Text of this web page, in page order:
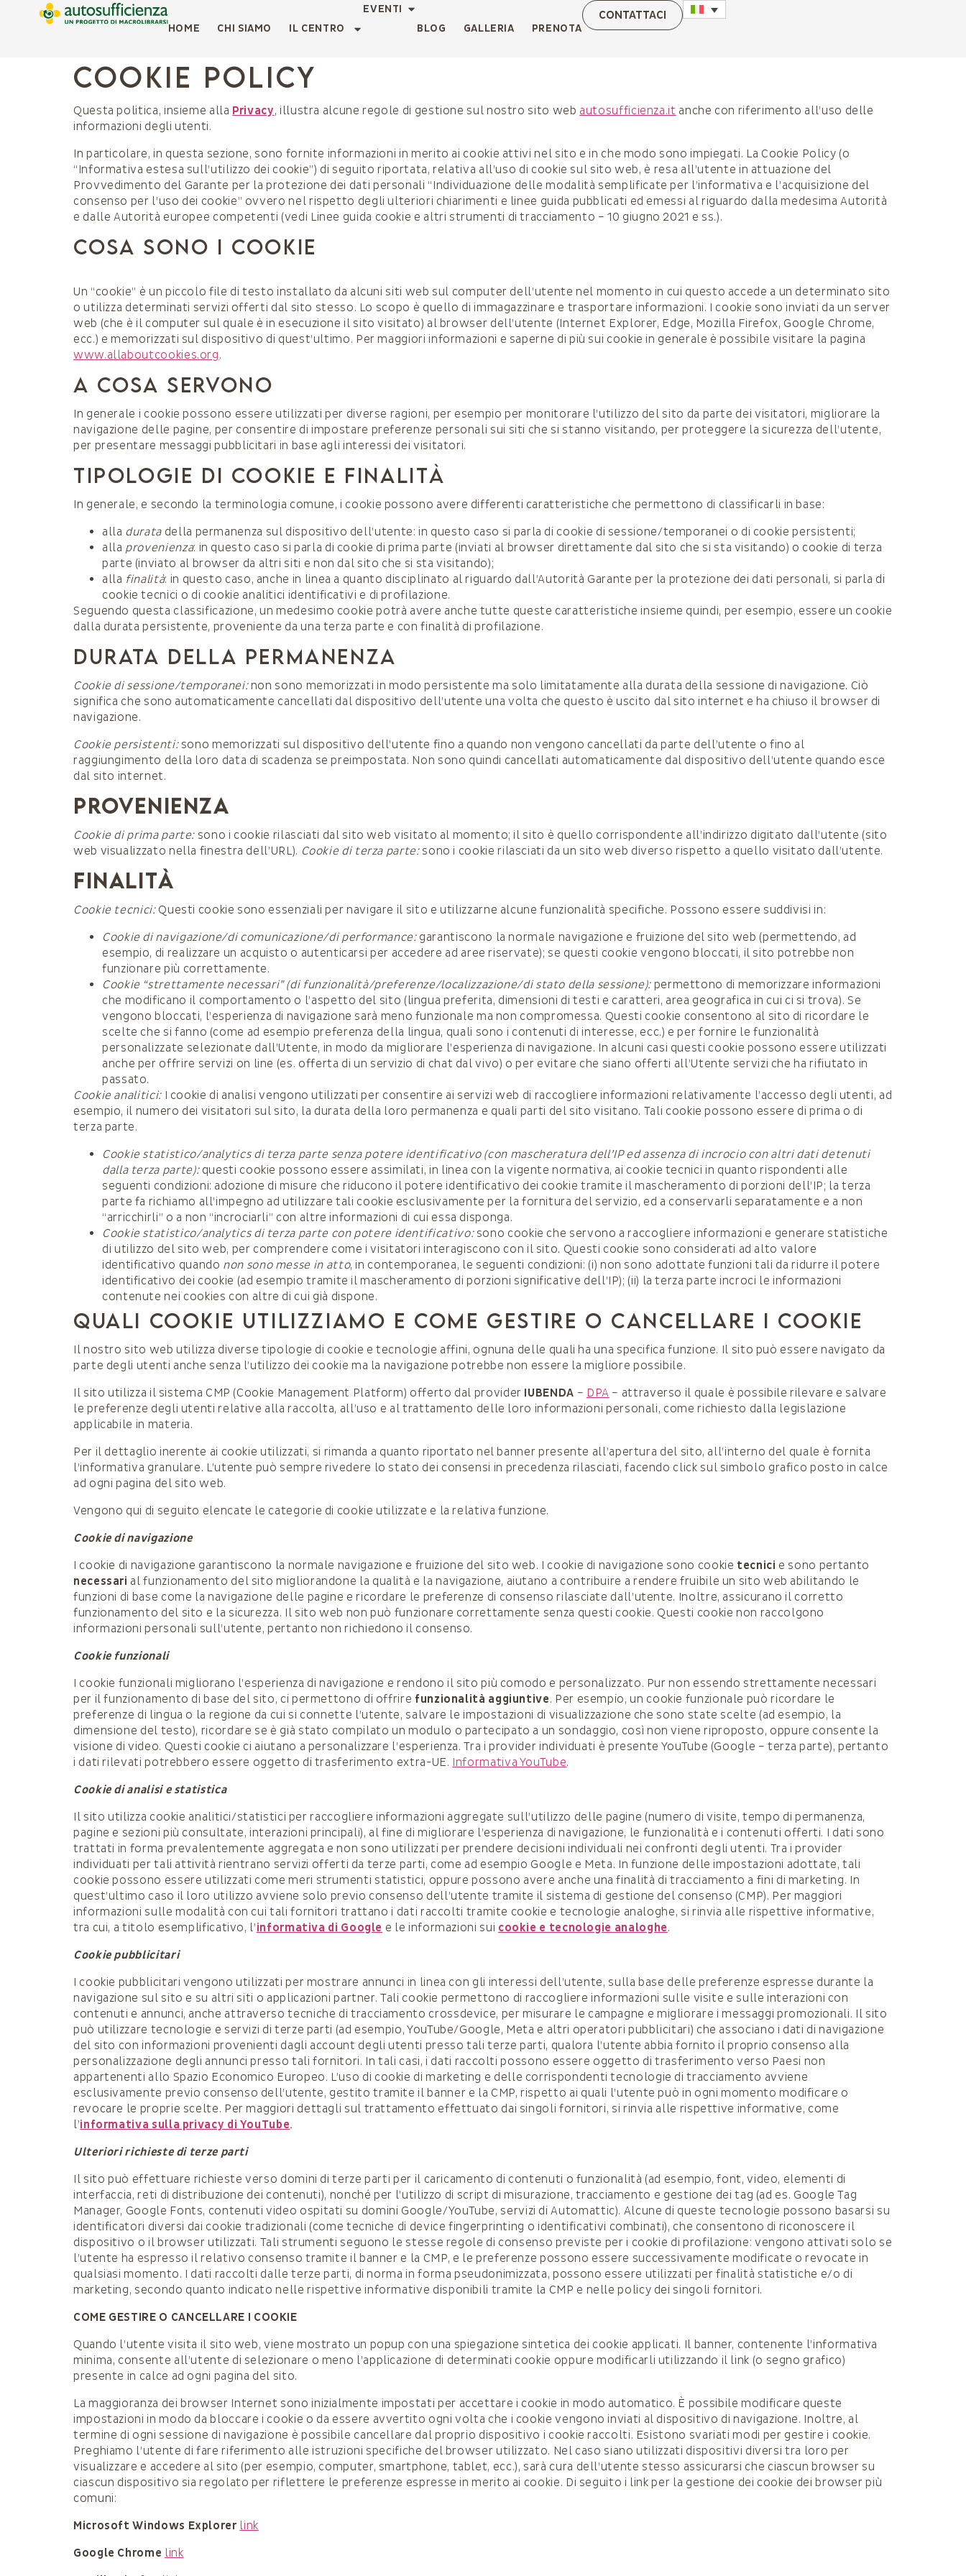
HOME CHI SIAMO IL CENTRO
EVENTI
BLOG
GALLERIA PRENOTA
CONTATTACI
Cookie policy
Questa politica, insieme alla Privacy, illustra alcune regole di gestione sul nostro sito web autosufficienza.it anche con riferimento all’uso delle
informazioni degli utenti.
In particolare, in questa sezione, sono fornite informazioni in merito ai cookie attivi nel sito e in che modo sono impiegati. La Cookie Policy (o
“Informativa estesa sull’utilizzo dei cookie”) di seguito riportata, relativa all’uso di cookie sul sito web, è resa all’utente in attuazione del
Provvedimento del Garante per la protezione dei dati personali “Individuazione delle modalità semplificate per l’informativa e l’acquisizione del
consenso per l’uso dei cookie” ovvero nel rispetto degli ulteriori chiarimenti e linee guida pubblicati ed emessi al riguardo dalla medesima Autorità
e dalle Autorità europee competenti (vedi Linee guida cookie e altri strumenti di tracciamento – 10 giugno 2021 e ss.).
COSA SONO I COOKIE
Un “cookie” è un piccolo file di testo installato da alcuni siti web sul computer dell’utente nel momento in cui questo accede a un determinato sito
o utilizza determinati servizi offerti dal sito stesso. Lo scopo è quello di immagazzinare e trasportare informazioni. I cookie sono inviati da un server
web (che è il computer sul quale è in esecuzione il sito visitato) al browser dell’utente (Internet Explorer, Edge, Mozilla Firefox, Google Chrome,
ecc.) e memorizzati sul dispositivo di quest’ultimo. Per maggiori informazioni e saperne di più sui cookie in generale è possibile visitare la pagina
www.allaboutcookies.org.
A COSA SERVONO
In generale i cookie possono essere utilizzati per diverse ragioni, per esempio per monitorare l’utilizzo del sito da parte dei visitatori, migliorare la
navigazione delle pagine, per consentire di impostare preferenze personali sui siti che si stanno visitando, per proteggere la sicurezza dell’utente,
per presentare messaggi pubblicitari in base agli interessi dei visitatori.
TIPOLOGIE DI COOKIE E FINALITÀ
In generale, e secondo la terminologia comune, i cookie possono avere differenti caratteristiche che permettono di classificarli in base:
alla durata della permanenza sul dispositivo dell’utente: in questo caso si parla di cookie di sessione/temporanei o di cookie persistenti;
alla provenienza: in questo caso si parla di cookie di prima parte (inviati al browser direttamente dal sito che si sta visitando) o cookie di terza
parte (inviato al browser da altri siti e non dal sito che si sta visitando);
alla finalità: in questo caso, anche in linea a quanto disciplinato al riguardo dall’Autorità Garante per la protezione dei dati personali, si parla di
cookie tecnici o di cookie analitici identificativi e di profilazione.
Seguendo questa classificazione, un medesimo cookie potrà avere anche tutte queste caratteristiche insieme quindi, per esempio, essere un cookie
dalla durata persistente, proveniente da una terza parte e con finalità di profilazione.
DURATA DELLA PERMANENZA
Cookie di sessione/temporanei:non sono memorizzati in modo persistente ma solo limitatamente alla durata della sessione di navigazione. Ciò
significa che sono automaticamente cancellati dal dispositivo dell’utente una volta che questo è uscito dal sito internet e ha chiuso il browser di
navigazione.
Cookie persistenti:sono memorizzati sul dispositivo dell’utente fino a quando non vengono cancellati da parte dell’utente o fino al
raggiungimento della loro data di scadenza se preimpostata. Non sono quindi cancellati automaticamente dal dispositivo dell’utente quando esce
dal sito internet.
PROVENIENZA
Cookie di prima parte: sono i cookie rilasciati dal sito web visitato al momento; il sito è quello corrispondente all’indirizzo digitato dall’utente (sito
web visualizzato nella finestra dell’URL). Cookie di terza parte: sono i cookie rilasciati da un sito web diverso rispetto a quello visitato dall’utente.
FINALITÀ
Cookie tecnici: Questi cookie sono essenziali per navigare il sito e utilizzarne alcune funzionalità specifiche. Possono essere suddivisi in:
Cookie di navigazione/di comunicazione/di performance: garantiscono la normale navigazione e fruizione del sito web (permettendo, ad
esempio, di realizzare un acquisto o autenticarsi per accedere ad aree riservate); se questi cookie vengono bloccati, il sito potrebbe non
funzionare più correttamente.
Cookie “strettamente necessari” (di funzionalità/preferenze/localizzazione/di stato della sessione): permettono di memorizzare informazioni
che modificano il comportamento o l’aspetto del sito (lingua preferita, dimensioni di testi e caratteri, area geografica in cui ci si trova). Se
vengono bloccati, l’esperienza di navigazione sarà meno funzionale ma non compromessa. Questi cookie consentono al sito di ricordare le
scelte che si fanno (come ad esempio preferenza della lingua, quali sono i contenuti di interesse, ecc.) e per fornire le funzionalità
personalizzate selezionate dall’Utente, in modo da migliorare l’esperienza di navigazione. In alcuni casi questi cookie possono essere utilizzati
anche per offrire servizi on line (es. offerta di un servizio di chat dal vivo) o per evitare che siano offerti all’Utente servizi che ha rifiutato in
passato.
Cookie analitici: I cookie di analisi vengono utilizzati per consentire ai servizi web di raccogliere informazioni relativamente l’accesso degli utenti, ad
esempio, il numero dei visitatori sul sito, la durata della loro permanenza e quali parti del sito visitano. Tali cookie possono essere di prima o di
terza parte.
Cookie statistico/analytics di terza parte senza potere identificativo (con mascheratura dell’IP ed assenza di incrocio con altri dati detenuti
dalla terza parte): questi cookie possono essere assimilati, in linea con la vigente normativa, ai cookie tecnici in quanto rispondenti alle
seguenti condizioni: adozione di misure che riducono il potere identificativo dei cookie tramite il mascheramento di porzioni dell’IP; la terza
parte fa richiamo all’impegno ad utilizzare tali cookie esclusivamente per la fornitura del servizio, ed a conservarli separatamente e a non
“arricchirli” o a non “incrociarli” con altre informazioni di cui essa disponga.
Cookie statistico/analytics di terza parte con potere identificativo: sono cookie che servono a raccogliere informazioni e generare statistiche
di utilizzo del sito web, per comprendere come i visitatori interagiscono con il sito. Questi cookie sono considerati ad alto valore
identificativo quando non sono messe in atto, in contemporanea, le seguenti condizioni: (i) non sono adottate funzioni tali da ridurre il potere
identificativo dei cookie (ad esempio tramite il mascheramento di porzioni significative dell’IP); (ii) la terza parte incroci le informazioni
contenute nei cookies con altre di cui già dispone.
QUALI COOKIE UTILIZZIAMO E COME GESTIRE O CANCELLARE I COOKIE
Il nostro sito web utilizza diverse tipologie di cookie e tecnologie affini, ognuna delle quali ha una specifica funzione. Il sito può essere navigato da
parte degli utenti anche senza l’utilizzo dei cookie ma la navigazione potrebbe non essere la migliore possibile.
Il sito utilizza il sistema CMP (Cookie Management Platform) offerto dal provider IUBENDA – DPA – attraverso il quale è possibile rilevare e salvare
le preferenze degli utenti relative alla raccolta, all’uso e al trattamento delle loro informazioni personali, come richiesto dalla legislazione
applicabile in materia.
Per il dettaglio inerente ai cookie utilizzati, si rimanda a quanto riportato nel banner presente all’apertura del sito, all’interno del quale è fornita
l’informativa granulare. L’utente può sempre rivedere lo stato dei consensi in precedenza rilasciati, facendo click sul simbolo grafico posto in calce
ad ogni pagina del sito web.
Vengono qui di seguito elencate le categorie di cookie utilizzate e la relativa funzione.
Cookie di navigazione
I cookie di navigazione garantiscono la normale navigazione e fruizione del sito web. I cookie di navigazione sono cookie tecnici e sono pertanto
necessari al funzionamento del sito migliorandone la qualità e la navigazione, aiutano a contribuire a rendere fruibile un sito web abilitando le
funzioni di base come la navigazione delle pagine e ricordare le preferenze di consenso rilasciate dall’utente. Inoltre, assicurano il corretto
funzionamento del sito e la sicurezza. Il sito web non può funzionare correttamente senza questi cookie. Questi cookie non raccolgono
informazioni personali sull’utente, pertanto non richiedono il consenso.
Cookie funzionali
I cookie funzionali migliorano l’esperienza di navigazione e rendono il sito più comodo e personalizzato. Pur non essendo strettamente necessari
per il funzionamento di base del sito, ci permettono di offrire funzionalità aggiuntive. Per esempio, un cookie funzionale può ricordare le
preferenze di lingua o la regione da cui si connette l’utente, salvare le impostazioni di visualizzazione che sono state scelte (ad esempio, la
dimensione del testo), ricordare se è già stato compilato un modulo o partecipato a un sondaggio, così non viene riproposto, oppure consente la
visione di video. Questi cookie ci aiutano a personalizzare l’esperienza. Tra i provider individuati è presente YouTube (Google – terza parte), pertanto
i dati rilevati potrebbero essere oggetto di trasferimento extra-UE. Informativa YouTube.
Cookie di analisi e statistica
Il sito utilizza cookie analitici/statistici per raccogliere informazioni aggregate sull’utilizzo delle pagine (numero di visite, tempo di permanenza,
pagine e sezioni più consultate, interazioni principali), al fine di migliorare l’esperienza di navigazione, le funzionalità e i contenuti offerti. I dati sono
trattati in forma prevalentemente aggregata e non sono utilizzati per prendere decisioni individuali nei confronti degli utenti. Tra i provider
individuati per tali attività rientrano servizi offerti da terze parti, come ad esempio Google e Meta. In funzione delle impostazioni adottate, tali
cookie possono essere utilizzati come meri strumenti statistici, oppure possono avere anche una finalità di tracciamento a fini di marketing. In
quest’ultimo caso il loro utilizzo avviene solo previo consenso dell’utente tramite il sistema di gestione del consenso (CMP). Per maggiori
informazioni sulle modalità con cui tali fornitori trattano i dati raccolti tramite cookie e tecnologie analoghe, si rinvia alle rispettive informative,
tra cui, a titolo esemplificativo, l’informativa di Google e le informazioni sui cookie e tecnologie analoghe.
Cookie pubblicitari
I cookie pubblicitari vengono utilizzati per mostrare annunci in linea con gli interessi dell’utente, sulla base delle preferenze espresse durante la
navigazione sul sito e su altri siti o applicazioni partner. Tali cookie permettono di raccogliere informazioni sulle visite e sulle interazioni con
contenuti e annunci, anche attraverso tecniche di tracciamento crossdevice, per misurare le campagne e migliorare i messaggi promozionali. Il sito
può utilizzare tecnologie e servizi di terze parti (ad esempio, YouTube/Google, Meta e altri operatori pubblicitari) che associano i dati di navigazione
del sito con informazioni provenienti dagli account degli utenti presso tali terze parti, qualora l’utente abbia fornito il proprio consenso alla
personalizzazione degli annunci presso tali fornitori. In tali casi, i dati raccolti possono essere oggetto di trasferimento verso Paesi non
appartenenti allo Spazio Economico Europeo. L’uso di cookie di marketing e delle corrispondenti tecnologie di tracciamento avviene
esclusivamente previo consenso dell’utente, gestito tramite il banner e la CMP, rispetto ai quali l’utente può in ogni momento modificare o
revocare le proprie scelte. Per maggiori dettagli sul trattamento effettuato dai singoli fornitori, si rinvia alle rispettive informative, come
l’informativa sulla privacy di YouTube.
Ulteriori richieste di terze parti
Il sito può effettuare richieste verso domini di terze parti per il caricamento di contenuti o funzionalità (ad esempio, font, video, elementi di
interfaccia, reti di distribuzione dei contenuti), nonché per l’utilizzo di script di misurazione, tracciamento e gestione dei tag (ad es. Google Tag
Manager, Google Fonts, contenuti video ospitati su domini Google/YouTube, servizi di Automattic). Alcune di queste tecnologie possono basarsi su
identificatori diversi dai cookie tradizionali (come tecniche di device fingerprinting o identificativi combinati), che consentono di riconoscere il
dispositivo o il browser utilizzati. Tali strumenti seguono le stesse regole di consenso previste per i cookie di profilazione: vengono attivati solo se
l’utente ha espresso il relativo consenso tramite il banner e la CMP, e le preferenze possono essere successivamente modificate o revocate in
qualsiasi momento. I dati raccolti dalle terze parti, di norma in forma pseudonimizzata, possono essere utilizzati per finalità statistiche e/o di
marketing, secondo quanto indicato nelle rispettive informative disponibili tramite la CMP e nelle policy dei singoli fornitori.
COME GESTIRE O CANCELLARE I COOKIE
Quando l’utente visita il sito web, viene mostrato un popup con una spiegazione sintetica dei cookie applicati. Il banner, contenente l’informativa
minima, consente all’utente di selezionare o meno l’applicazione di determinati cookie oppure modificarli utilizzando il link (o segno grafico)
presente in calce ad ogni pagina del sito.
La maggioranza dei browser Internet sono inizialmente impostati per accettare i cookie in modo automatico. È possibile modificare queste
impostazioni in modo da bloccare i cookie o da essere avvertito ogni volta che i cookie vengono inviati al dispositivo di navigazione. Inoltre, al
termine di ogni sessione di navigazione è possibile cancellare dal proprio dispositivo i cookie raccolti. Esistono svariati modi per gestire i cookie.
Preghiamo l’utente di fare riferimento alle istruzioni specifiche del browser utilizzato. Nel caso siano utilizzati dispositivi diversi tra loro per
visualizzare e accedere al sito (per esempio, computer, smartphone, tablet, ecc.), sarà cura dell’utente stesso assicurarsi che ciascun browser su
ciascun dispositivo sia regolato per riflettere le preferenze espresse in merito ai cookie. Di seguito i link per la gestione dei cookie dei browser più
comuni:
Microsoft Windows Explorer link
Google Chrome link